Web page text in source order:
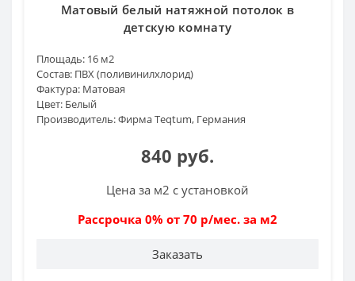
Матовый белый натяжной потолок в
детскую комнату
Площадь: 16 м2
Состав: ПВХ (поливинилхлорид)
Фактура: Матовая
Цвет: Белый
Производитель:Фирма Teqtum, Германия
840 руб.
Цена за м2 с установкой
Рассрочка 0% от 70 р/мес. за м2
Заказать